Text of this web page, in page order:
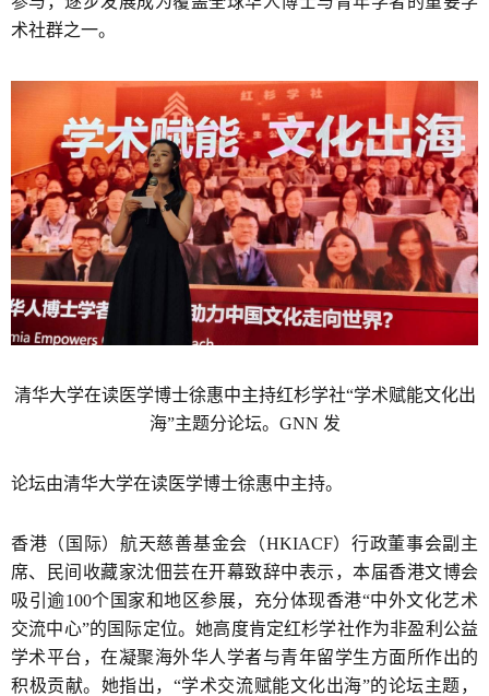
术社群之一。
清华大学在读医学博士徐惠中主持红杉学社“学术赋能文化出
海”主题分论坛。GNN 发
论坛由清华大学在读医学博士徐惠中主持。
香港（国际）航天慈善基金会（HKIACF）行政董事会副主
席、民间收藏家沈佃芸在开幕致辞中表示，本届香港文博会
吸引逾100个国家和地区参展，充分体现香港“中外文化艺术
交流中心”的国际定位。她高度肯定红杉学社作为非盈利公益
学术平台，在凝聚海外华人学者与青年留学生方面所作出的
积极贡献。她指出，“学术交流赋能文化出海”的论坛主题，